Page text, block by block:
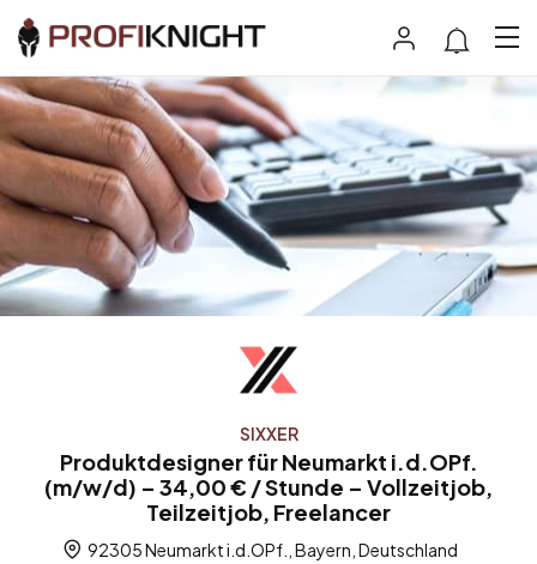
SIXXER
Produktdesigner für Neumarkt i.d.OPf.
(m/w/d) – 34,00 € / Stunde – Vollzeitjob,
Teilzeitjob, Freelancer
92305 Neumarkt i.d.OPf., Bayern, Deutschland